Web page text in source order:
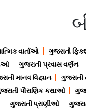
વાર્તાઓ ગુજરાતી
ગુજરાતી પ્રવાસ વર્ણન
માનવ વિજ્ઞાન ગુજરાતી
પૌરાણિક કથાઓ
ગુજરાતી પ્રાણીઓ